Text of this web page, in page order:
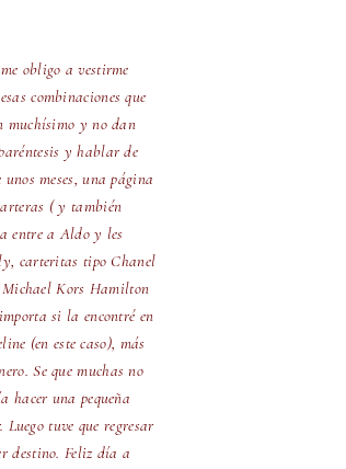
obligo a vestirme
combinaciones que
muchísimo y no dan
y hablar de
meses, una página
( y también
entre a Aldo y les
carteritas tipo Chanel
Michael Kors Hamilton
si la encontré en
(en este caso), más
Se que muchas no
hacer una pequeña
tuve que regresar
destino. Feliz día a